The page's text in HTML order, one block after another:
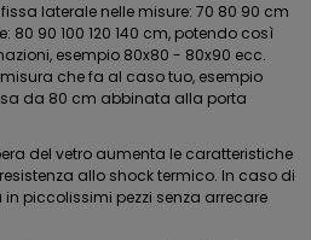
laterale nelle misure: 70 80 90 cm
80 90 100 120 140 cm, potendo così
esempio 80x80 - 80x90 ecc.
che fa al caso tuo, esempio
da 80 cm abbinata alla porta
del vetro aumenta le caratteristiche
allo shock termico. In caso di
piccolissimi pezzi senza arrecare